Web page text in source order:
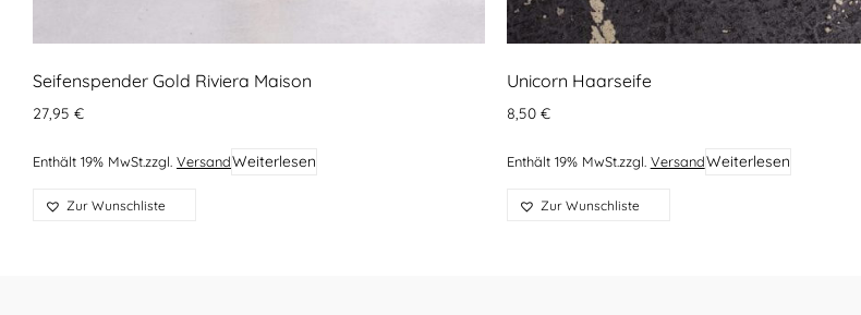
Seifenspender Gold Riviera Maison
27,95 €
Enthält 19% MwSt.zzgl. VersandWeiterlesen
Zur Wunschliste
Unicorn Haarseife
8,50 €
Enthält 19% MwSt.zzgl. VersandWeiterlesen
Zur Wunschliste